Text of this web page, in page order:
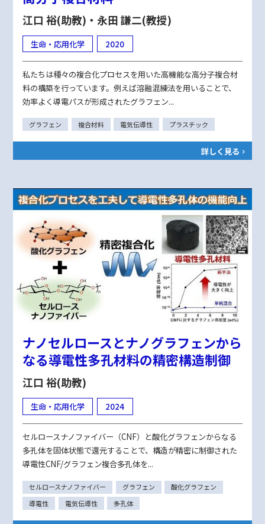
江口 裕(助教)・永田 謙二(教授)
生命・応用化学 2020
私たちは種々の複合化プロセスを用いた高機能な高分子複合材
料の構築を行っています。例えば溶融混練法を用いることで、
効率よく導電パスが形成されたグラフェン...
グラフェン 複合材料 電気伝導性 プラスチック
詳しく見る
ナノセルロースとナノグラフェンから
なる導電性多孔材料の精密構造制御
江口 裕(助教)
生命・応用化学 2024
セルロースナノファイバー（CNF）と酸化グラフェンからなる
多孔体を固体状態で還元することで、構造が精密に制御された
導電性CNF/グラフェン複合多孔体を...
セルロースナノファイバー グラフェン
酸化グラフェン
導電性
電気伝導性 多孔体